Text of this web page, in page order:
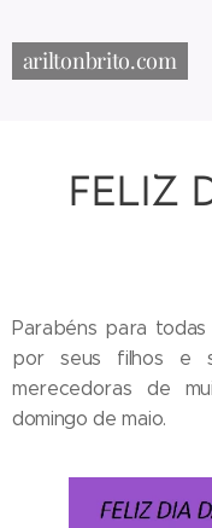
ariltonbrito.com
FELIZ
Parabéns para
por seus filhos e
merecedoras de
domingo de maio.